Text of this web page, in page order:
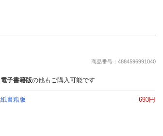
商品番号：4884596991040
電子書籍版の他もご購入可能です
紙書籍版 693円